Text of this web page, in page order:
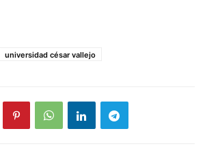
universidad césar vallejo